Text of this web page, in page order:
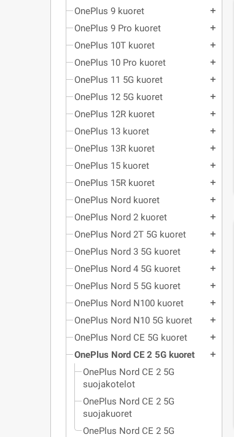
OnePlus 9 kuoret
add
OnePlus 9 Pro kuoret add
OnePlus 10T kuoret add
OnePlus 10 Pro kuoret add
OnePlus 11 5G kuoret add
OnePlus 12 5G kuoret add
OnePlus 12R kuoret add
OnePlus 13 kuoret add
OnePlus 13R kuoret add
OnePlus 15 kuoret add
OnePlus 15R kuoret add
OnePlus Nord kuoret add
OnePlus Nord 2 kuoret add
OnePlus Nord 2T 5G kuoret add
OnePlus Nord 3 5G kuoret add
OnePlus Nord 4 5G kuoret add
OnePlus Nord 5 5G kuoret add
OnePlus Nord N100 kuoret add
OnePlus Nord N10 5G kuoret add
OnePlus Nord CE 5G kuoret add
OnePlus Nord CE 2 5G kuoret add
OnePlus Nord CE 2 5G
suojakotelot
OnePlus Nord CE 2 5G
suojakuoret
OnePlus Nord CE 2 5G